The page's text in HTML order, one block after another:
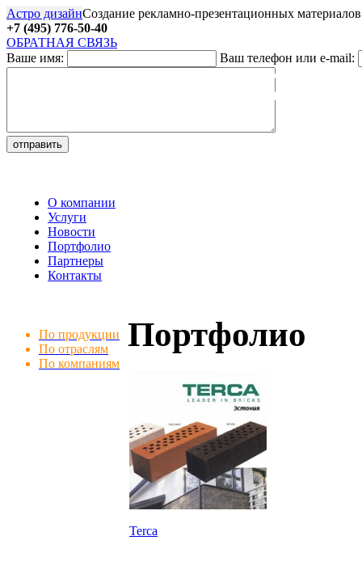
27
Астро дизайнСоздание рекламно-презентационных материалов
+7 (495) 776-50-40
ОБРАТНАЯ СВЯЗЬ
Ваше имя:
Ваш телефон или e-mail:
О компании
Услуги
Новости
Портфолио
Партнеры
Контакты
По продукции
По отраслям
По компаниям
Портфолио
Terca